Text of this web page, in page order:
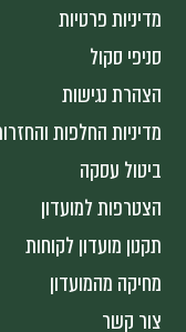
מדיניות פרטיות
סניפי סקול
הצהרת נגישות
מדיניות החלפות
ביטול עסקה
הצטרפות למועדון
תקנון מועדון לקוחות
מחיקה מהמועדון
צור קשר